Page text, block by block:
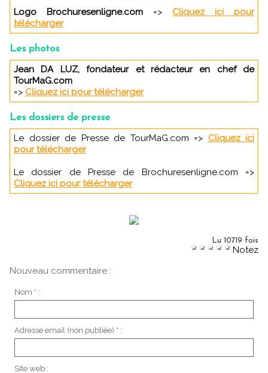
Logo Brochuresenligne.com => Cliquez ici pour
télécharger
Les photos
Jean DA LUZ, fondateur et rédacteur en chef de
TourMaG.com
=> Cliquez ici pour télécharger
Les dossiers de presse
Le dossier de Presse de TourMaG.com => Cliquez ici
pour télécharger
Le dossier de Presse de Brochuresenligne.com =>
Cliquez ici pour télécharger
Lu 10719 fois
Notez
Nouveau commentaire :
Nom * :
Adresse email (non publiée) * :
Site web :